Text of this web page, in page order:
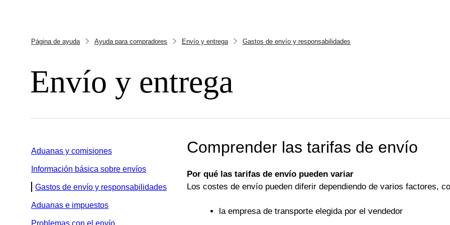
Página de ayuda Ayuda para compradores Envío y entrega Gastos de envío y responsabilidades
Envío y entrega
Aduanas y comisiones
Información básica sobre envíos
Gastos de envío y responsabilidades
Aduanas e impuestos
Problemas con el envío
Comprender las tarifas de envío
Por qué las tarifas de envío pueden variar
Los costes de envío pueden diferir dependiendo de varios factores,
la empresa de transporte elegida por el vendedor